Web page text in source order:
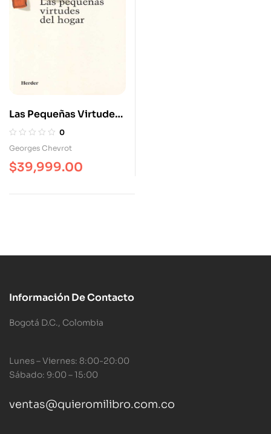
Las Pequeñas Virtudes
Del Hogar 0
Georges Chevrot
$39,999.00
Información De Contacto
Bogotá D.C., Colombia
Lunes – Viernes: 8:00-20:00
Sábado: 9:00 – 15:00
ventas@quieromilibro.com.co